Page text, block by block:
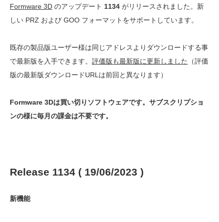
Formware 3D のアップデート 1134 がリリースされました。新
しい PRZ および GOO フォーマットをサポートしています。
既存の製品版ユーザー様は同じアドレスよりダウンロードする事
で最新版を入手できます。 評価版も最新版に更新しました
（評価
版の最新版ダウンロードURLは前回と異なります）
Formware 3Dは買い切りソフトウェアです。サブスクリプショ
ンの様に毎月の課金は不要です。
Release 1134 ( 19/06/2023 )
新機能